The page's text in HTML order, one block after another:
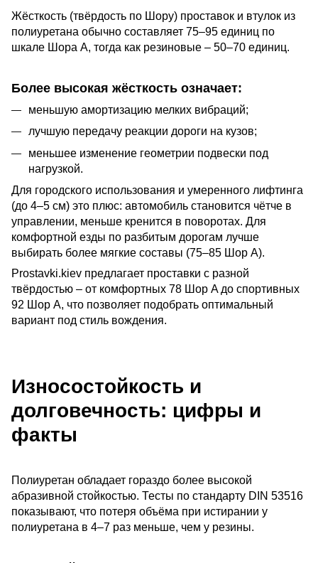
Жёсткость (твёрдость по Шору) проставок и втулок из
полиуретана обычно составляет 75–95 единиц по
шкале Шора A, тогда как резиновые – 50–70 единиц.
Более высокая жёсткость означает:
меньшую амортизацию мелких вибраций;
лучшую передачу реакции дороги на кузов;
меньшее изменение геометрии подвески под
нагрузкой.
Для городского использования и умеренного лифтинга
(до 4–5 см) это плюс: автомобиль становится чётче в
управлении, меньше кренится в поворотах. Для
комфортной езды по разбитым дорогам лучше
выбирать более мягкие составы (75–85 Шор A).
Prostavki.kiev предлагает проставки с разной
твёрдостью – от комфортных 78 Шор A до спортивных
92 Шор A, что позволяет подобрать оптимальный
вариант под стиль вождения.
Износостойкость и
долговечность: цифры и
факты
Полиуретан обладает гораздо более высокой
абразивной стойкостью. Тесты по стандарту DIN 53516
показывают, что потеря объёма при истирании у
полиуретана в 4–7 раз меньше, чем у резины.